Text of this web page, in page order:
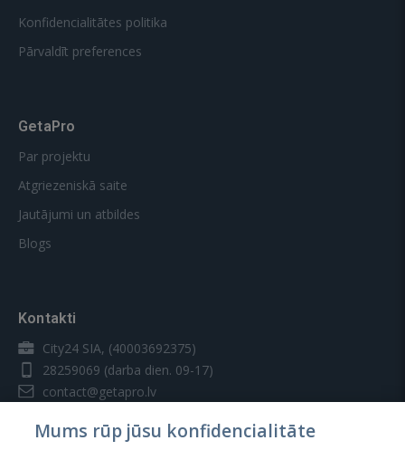
Konfidencialitātes politika
Pārvaldīt preferences
GetaPro
Par projektu
Atgriezeniskā saite
Jautājumi un atbildes
Blogs
Kontakti
City24 SIA, (40003692375)
28259069 (darba dien. 09-17)
contact@getapro.lv
Mums rūp jūsu konfidencialitāte